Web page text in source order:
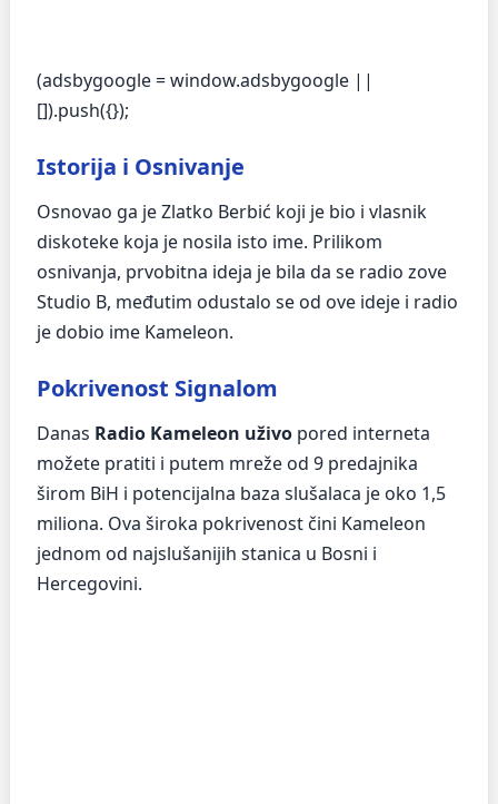
(adsbygoogle = window.adsbygoogle ||
[]).push({});
Istorija i Osnivanje
Osnovao ga je Zlatko Berbić koji je bio i vlasnik
diskoteke koja je nosila isto ime. Prilikom
osnivanja, prvobitna ideja je bila da se radio zove
Studio B, međutim odustalo se od ove ideje i radio
je dobio ime Kameleon.
Pokrivenost Signalom
Danas Radio Kameleon uživo pored interneta
možete pratiti i putem mreže od 9 predajnika
širom BiH i potencijalna baza slušalaca je oko 1,5
miliona. Ova široka pokrivenost čini Kameleon
jednom od najslušanijih stanica u Bosni i
Hercegovini.